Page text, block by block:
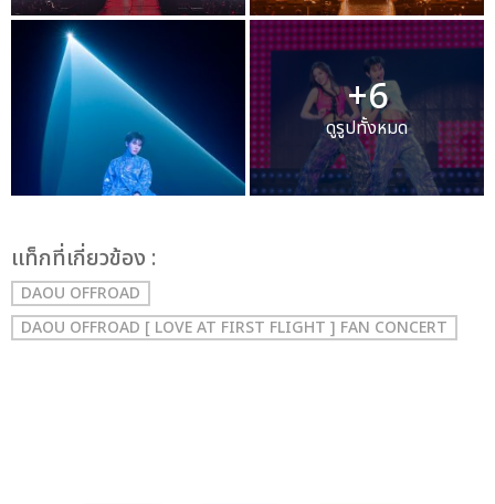
+6
ดูรูปทั้งหมด
เเท็กที่เกี่ยวข้อง :
DAOU OFFROAD
DAOU OFFROAD [ LOVE AT FIRST FLIGHT ] FAN CONCERT